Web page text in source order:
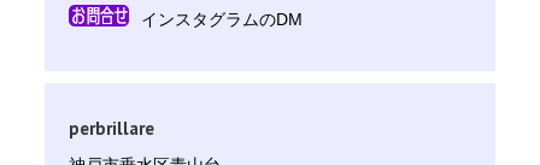
インスタグラムのDM
perbrillare